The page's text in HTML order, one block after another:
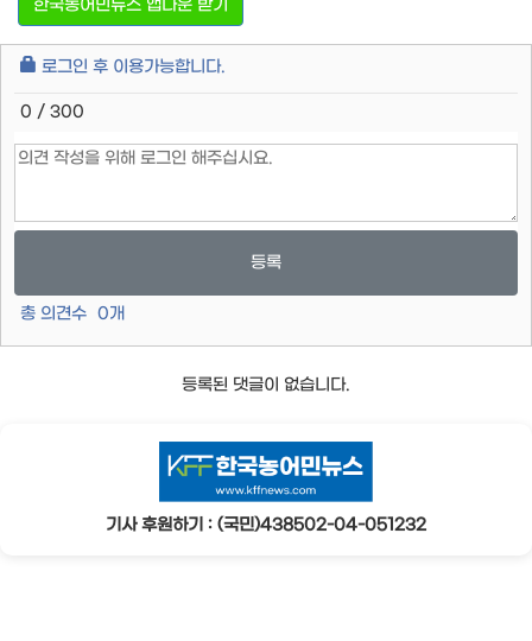
한국농어민뉴스 앱다운 받기
로그인 후 이용가능합니다.
0 / 300
등록
총 의견수 0개
등록된 댓글이 없습니다.
기사 후원하기 : (국민)438502-04-051232